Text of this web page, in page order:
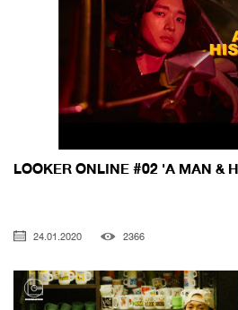
LOOKER ONLINE #02 'A MAN &
24.01.2020 2366